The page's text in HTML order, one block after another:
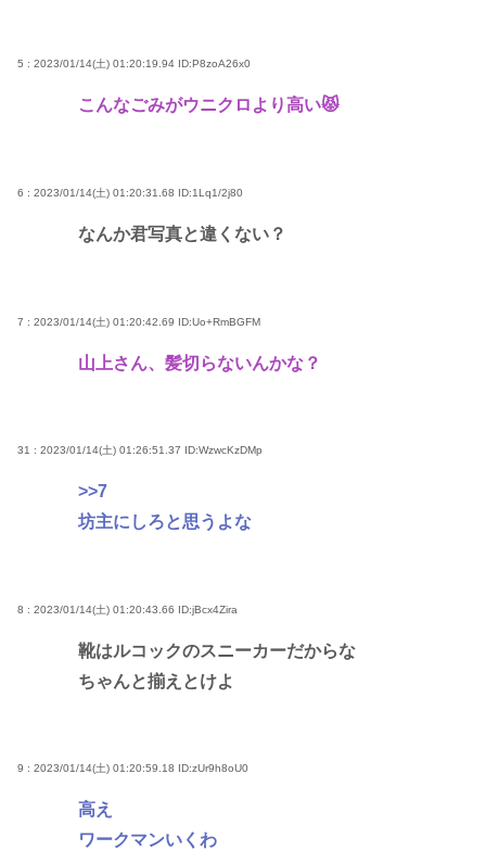
5 : 2023/01/14(土) 01:20:19.94 ID:P8zoA26x0
こんなごみがウニクロより高い😾
6 : 2023/01/14(土) 01:20:31.68 ID:1Lq1/2j80
なんか君写真と違くない？
7 : 2023/01/14(土) 01:20:42.69 ID:Uo+RmBGFM
山上さん、髪切らないんかな？
31 : 2023/01/14(土) 01:26:51.37 ID:WzwcKzDMp
>>7
坊主にしろと思うよな
8 : 2023/01/14(土) 01:20:43.66 ID:jBcx4Zira
靴はルコックのスニーカーだからな
ちゃんと揃えとけよ
9 : 2023/01/14(土) 01:20:59.18 ID:zUr9h8oU0
高え
ワークマンいくわ